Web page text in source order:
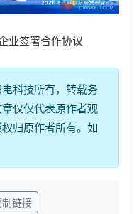
业签署合作协议
科技所有，转载务
仅仅代表原作者观
归原作者所有。如
制链接